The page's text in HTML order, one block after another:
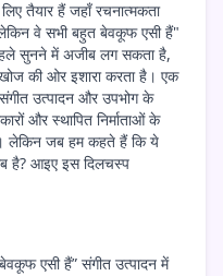
तैयार हैं जहाँ रचनात्मकता
लेकिन वे सभी बहुत बेवकूफ एसी हैं"
सुनने में अजीब लग सकता है,
की ओर इशारा करता है। एक
संगीत उत्पादन और उपभोग के
और स्थापित निर्माताओं के
लेकिन जब हम कहते हैं कि ये
है? आइए इस दिलचस्प
एसी हैं” संगीत उत्पादन में